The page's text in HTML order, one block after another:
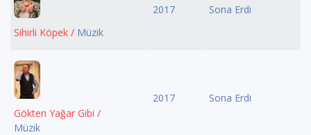
Sihirli Köpek / Müzik
2017 Sona Erdi
Gökten Yağar Gibi /
Müzik
2017 Sona Erdi